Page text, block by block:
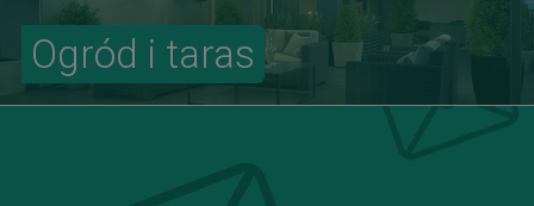
Ogród i taras